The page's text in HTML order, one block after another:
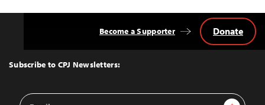
Top
Subscribe to CPJ Newsletters:
Email
Become a Supporter Donate